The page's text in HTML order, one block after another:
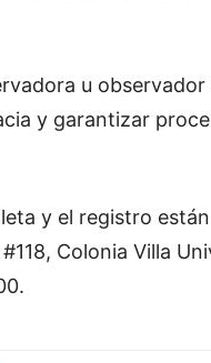
u
y garantizar
y el registro
Colonia Villa